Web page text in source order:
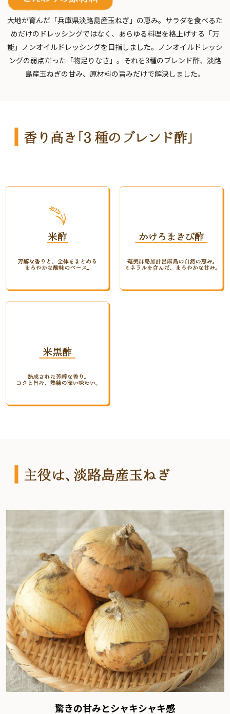
大地が育んだ「兵庫県淡路島産玉ねぎ」の恵み。 サラダを食べるた
めだけのドレッシングではなく、
あらゆる料理を格上げする「万
能」ノンオイルドレッシングを目指しました。
ノンオイルドレッシ
ングの弱点だった「物足りなさ」。 それを3種のブレンド酢、淡路
島産玉ねぎの甘み、原材料の旨みだけで解決しました。
驚きの甘みとシャキシャキ感